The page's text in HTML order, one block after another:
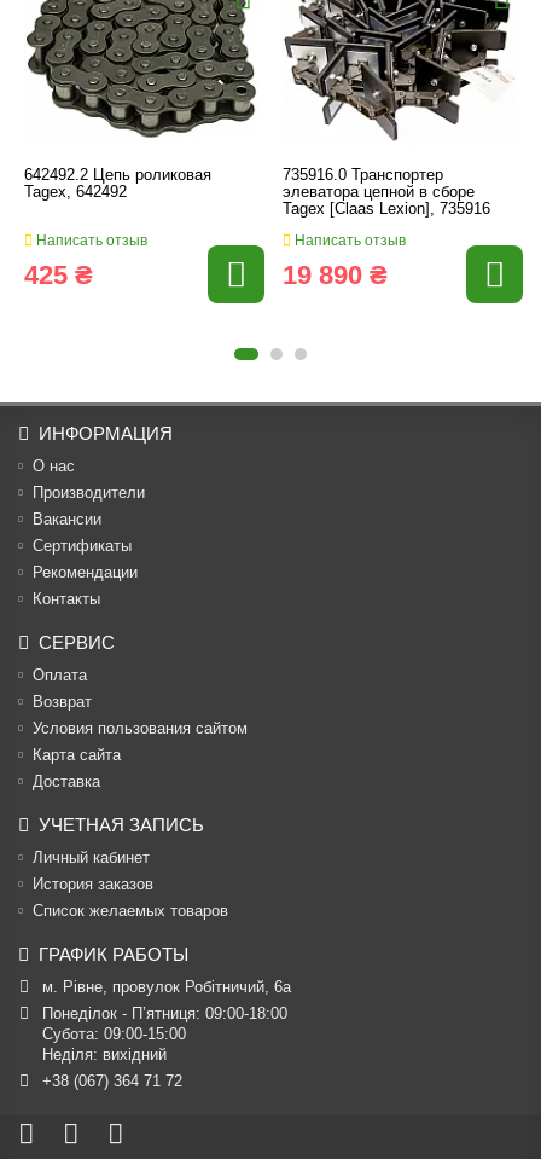
642492.2 Цепь роликовая
Tagex, 642492
Написать отзыв
425 ₴
735916.0 Транспортер
элеватора цепной в сборе
Tagex [Claas Lexion], 735916
Написать отзыв
19 890 ₴
ИНФОРМАЦИЯ
О нас
Производители
Вакансии
Cертификаты
Рекомендации
Контакты
СЕРВИС
Оплата
Возврат
Условия пользования сайтом
Карта сайта
Доставка
УЧЕТНАЯ ЗАПИСЬ
Личный кабинет
История заказов
Список желаемых товаров
ГРАФИК РАБОТЫ
м. Рівне, провулок Робітничий, 6а
Понеділок - П’ятниця: 09:00-18:00
Субота: 09:00-15:00
Неділя: вихідний
+38 (067) 364 71 72